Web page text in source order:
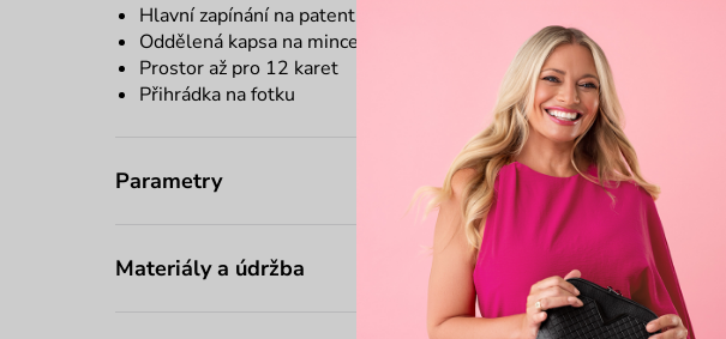
Hlavní zapínání na patent
Oddělená kapsa na mince na zip
Prostor až pro 12 karet
Přihrádka na fotku
Parametry
Materiály a údržba